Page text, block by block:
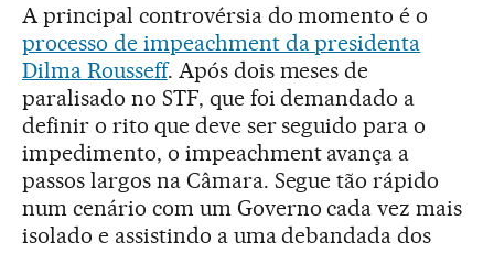
A principal controvérsia do momento é o
processo de impeachment da presidenta
Dilma Rousseff. Após dois meses de
paralisado no STF, que foi demandado a
definir o rito que deve ser seguido para o
impedimento, o impeachment avança a
passos largos na Câmara. Segue tão rápido
num cenário com um Governo cada vez mais
isolado e assistindo a uma debandada dos